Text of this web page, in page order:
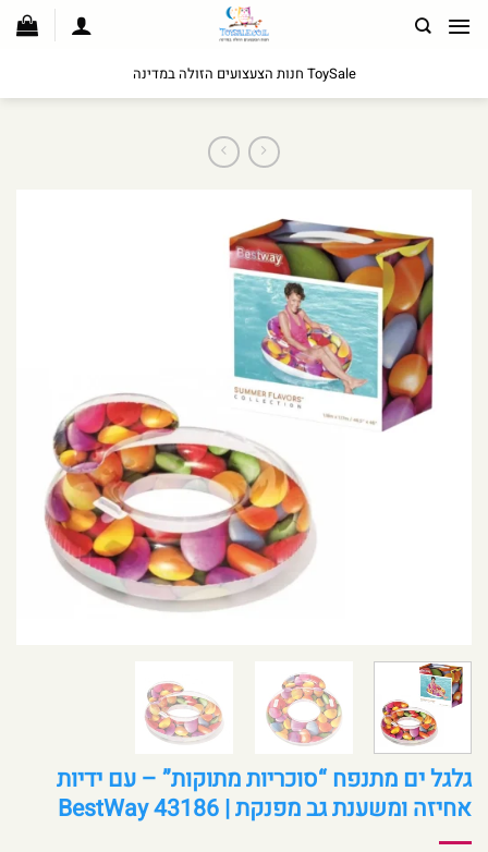
לתוכן
ToySale חנות הצעצועים הזולה במדינה
גלגל ים מתנפח “סוכריות מתוקות” – עם ידיות
אחיזה ומשענת גב מפנקת | BestWay 43186